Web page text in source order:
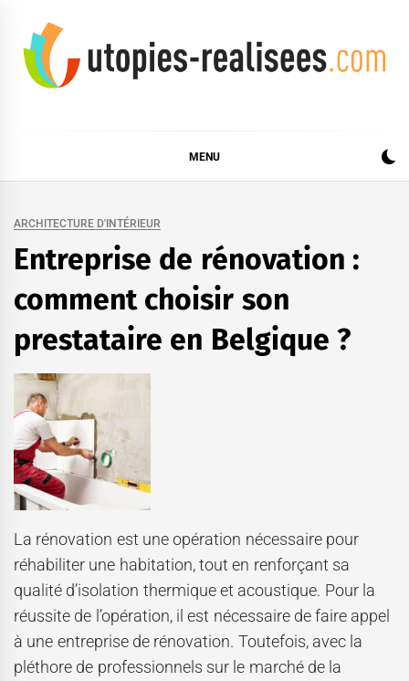
content
MENU
ARCHITECTURE D'INTÉRIEUR
Entreprise de rénovation :
comment choisir son
prestataire en Belgique ?
La rénovation est une opération nécessaire pour
réhabiliter une habitation, tout en renforçant sa
qualité d’isolation thermique et acoustique. Pour la
réussite de l’opération, il est nécessaire de faire appel
à une entreprise de rénovation. Toutefois, avec la
pléthore de professionnels sur le marché de la